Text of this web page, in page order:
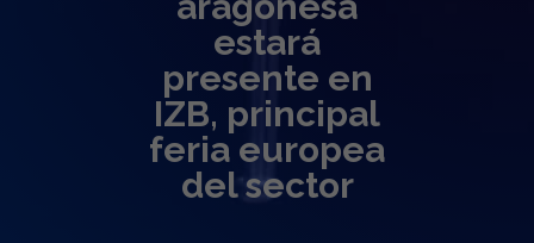
estará
presente en
IZB, principal
feria europea
del sector